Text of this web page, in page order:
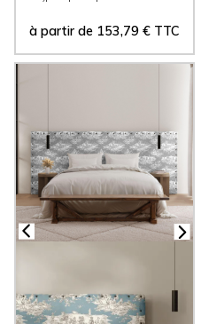
à partir de 153,79€ TTC